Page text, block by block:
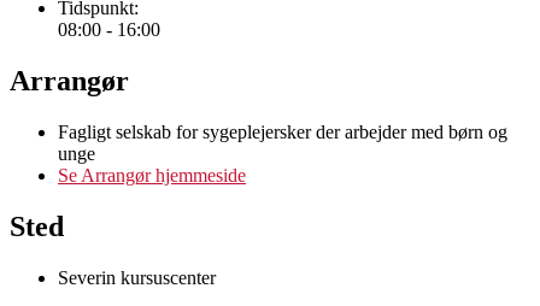
Tidspunkt:
08:00 - 16:00
Arrangør
Fagligt selskab for sygeplejersker der arbejder med børn og
unge
Se Arrangør hjemmeside
Sted
Severin kursuscenter